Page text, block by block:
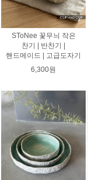
SToNee 꽃무늬 작은
찬기 | 반찬기 |
핸드메이드 | 고급도자기
6,300원